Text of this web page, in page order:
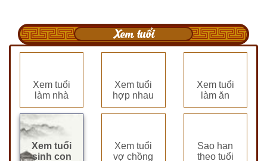
Xem tuổi
Xem tuổi
làm nhà
Xem tuổi
hợp nhau
Xem tuổi
làm ăn
Xem tuổi
sinh con
Xem tuổi
vợ chồng
Sao hạn
theo tuổi